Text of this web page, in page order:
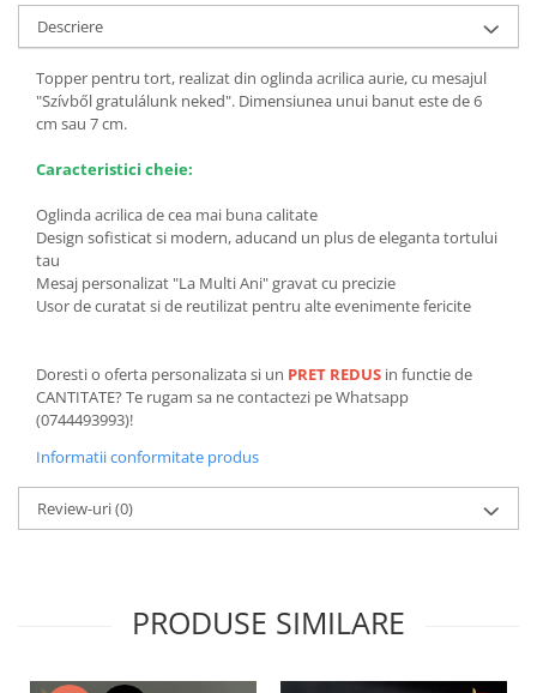
Descriere
Topper pentru tort, realizat din oglinda acrilica aurie, cu mesajul
"Szívből gratulálunk neked". Dimensiunea unui banut este de 6
cm sau 7 cm.
Caracteristici cheie:
Oglinda acrilica de cea mai buna calitate
Design sofisticat si modern, aducand un plus de eleganta tortului
tau
Mesaj personalizat "La Multi Ani" gravat cu precizie
Usor de curatat si de reutilizat pentru alte evenimente fericite
Doresti o oferta personalizata si un PRET REDUS in functie de
CANTITATE? Te rugam sa ne contactezi pe Whatsapp
(0744493993)!
Informatii conformitate produs
Review-uri(0)
PRODUSE SIMILARE